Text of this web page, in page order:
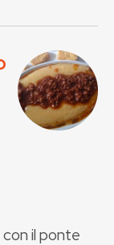
il ponte